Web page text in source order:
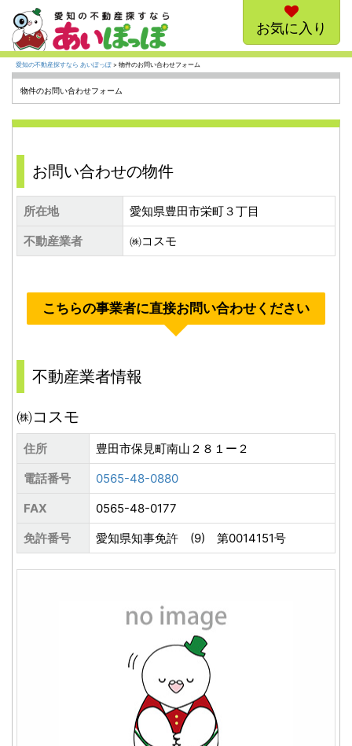
お気に入り
愛知の不動産探すなら あいぽっぽ> 物件のお問い合わせフォーム
物件のお問い合わせフォーム
お問い合わせの物件
所在地
愛知県豊田市栄町３丁目
不動産業者
㈱コスモ
こちらの事業者に直接お問い合わせください
不動産業者情報
㈱コスモ
住所
豊田市保見町南山２８１ー２
電話番号
0565-48-0880
FAX
0565-48-0177
免許番号
愛知県知事免許 (9) 第0014151号